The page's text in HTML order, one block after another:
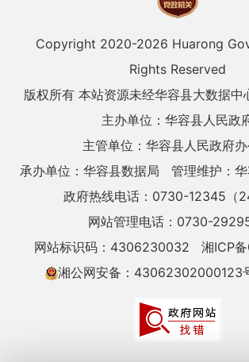
Copyright 2020-2026 Huarong
Rights Reserved
版权所有 本站资源未经华容县大数据中
主办单位：华容县人民政
主管单位：华容县人民政府
承办单位：华容县数据局
管理维护：
政府热线电话：0730-12345（
网站管理电话：0730-
网站标识码：4306230032
湘ICP
湘公网安备：43062302000123